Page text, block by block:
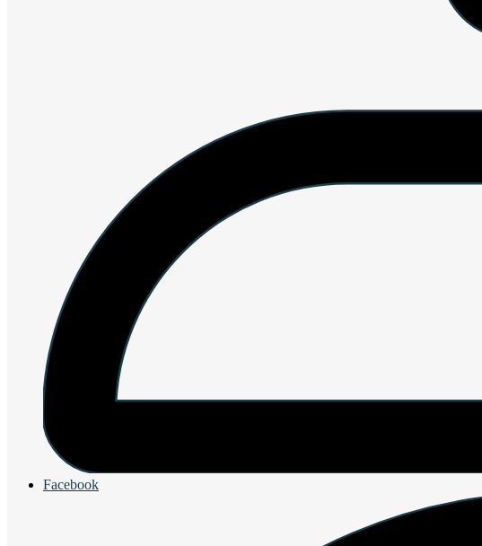
Facebook